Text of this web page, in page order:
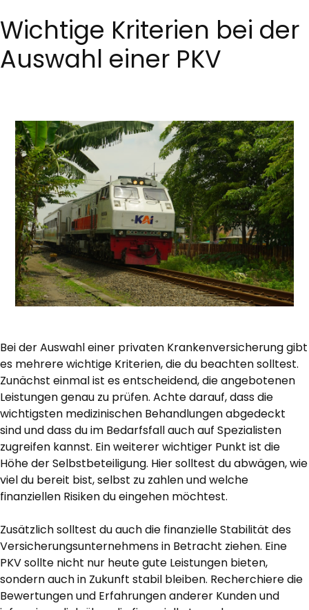
Wichtige Kriterien bei der
Auswahl einer PKV
Bei der Auswahl einer privaten Krankenversicherung gibt
es mehrere wichtige Kriterien, die du beachten solltest.
Zunächst einmal ist es entscheidend, die angebotenen
Leistungen genau zu prüfen. Achte darauf, dass die
wichtigsten medizinischen Behandlungen abgedeckt
sind und dass du im Bedarfsfall auch auf Spezialisten
zugreifen kannst. Ein weiterer wichtiger Punkt ist die
Höhe der Selbstbeteiligung. Hier solltest du abwägen, wie
viel du bereit bist, selbst zu zahlen und welche
finanziellen Risiken du eingehen möchtest.
Zusätzlich solltest du auch die finanzielle Stabilität des
Versicherungsunternehmens in Betracht ziehen. Eine
PKV sollte nicht nur heute gute Leistungen bieten,
sondern auch in Zukunft stabil bleiben. Recherchiere die
Bewertungen und Erfahrungen anderer Kunden und